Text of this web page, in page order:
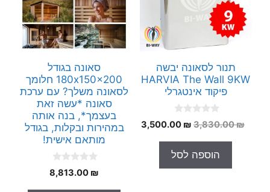
תנור לסאונה יבשה
HARVIA The Wall 9KW
פיקוד אינטגרלי
0
o
o
5
3,830.00₪
המחיר
היה:
3,830.00 ₪.
3,500.00 ₪
המחיר
הוספה לסל
סאונה בגודל
180x150x200 חלומך
לסאונה משלך? עם ערכת
סאונה *עשה זאת
בעצמך*, בנה אותה
במהירות ובקלות, בגודל
מותאם אישית!
o
8,813.00 ₪